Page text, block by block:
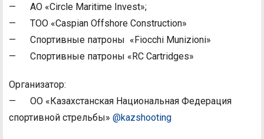
— АО «Circle Maritime Invest»;
— ТОО «Caspian Offshore Construction»
— Спортивные патроны «Fiocchi Munizioni»
— Спортивные патроны «RC Cartridges»
Организатор:
— ОО «Казахстанская Национальная Федерация
спортивной стрельбы» @kazshooting